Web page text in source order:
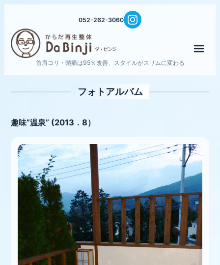
052-262-3060
首肩コリ・頭痛は95％改善、スタイルがスリムに変わる
フォトアルバム
趣味”温泉” (2013．8）